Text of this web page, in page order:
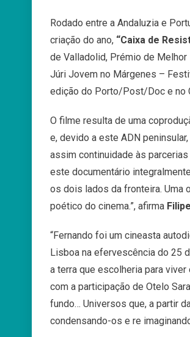
Rodado entre a Andaluzia e
criação do ano, “Caixa de
de Valladolid, Prémio de Melhor
Júri Jovem no Márgenes –
edição do Porto/Post/Doc e no
O filme resulta de uma
e, devido a este ADN
assim continuidade às
este documentário
os dois lados da fronteira. Uma
poético do cinema.”, afirma
“Fernando foi um cineasta
Lisboa na efervescência do 25
a terra que escolheria para
com a participação de Otelo
fundo… Universos que, a partir
condensando-os e re